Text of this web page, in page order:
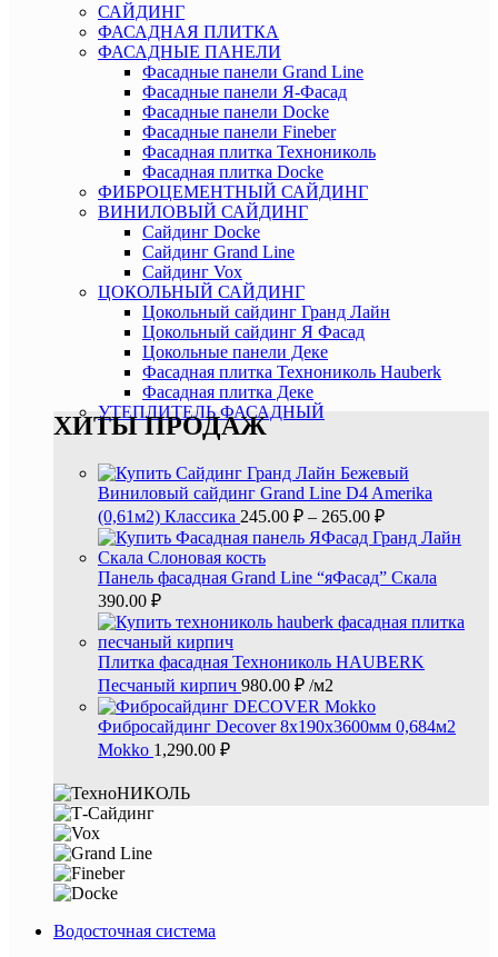
САЙДИНГ
ФАСАДНАЯ ПЛИТКА
ФАСАДНЫЕ ПАНЕЛИ
Фасадные панели Grand Line
Фасадные панели Я-Фасад
Фасадные панели Docke
Фасадные панели Fineber
Фасадная плитка Технониколь
Фасадная плитка Docke
ФИБРОЦЕМЕНТНЫЙ САЙДИНГ
ВИНИЛОВЫЙ САЙДИНГ
Сайдинг Docke
Сайдинг Grand Line
Сайдинг Vox
ЦОКОЛЬНЫЙ САЙДИНГ
Цокольный сайдинг Гранд Лайн
Цокольный сайдинг Я Фасад
Цокольные панели Деке
Фасадная плитка Технониколь Hauberk
Фасадная плитка Деке
УТЕПЛИТЕЛЬ ФАСАДНЫЙ
ХИТЫ ПРОДАЖ
Виниловый сайдинг Grand Line D4 Amerika
(0,61м2) Классика 245.00 ₽ – 265.00 ₽
Панель фасадная Grand Line “яФасад” Скала
390.00 ₽
Плитка фасадная Технониколь HAUBERK
Песчаный кирпич 980.00 ₽ /м2
Фибросайдинг Decover 8x190x3600мм 0,684м2
Mokko 1,290.00 ₽
Водосточная система